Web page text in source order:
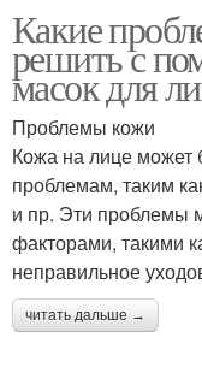
Какие
решить с
масок для
Проблемы кожи
Кожа на лице может
проблемам, таким
и пр. Эти проблемы
факторами, такими
неправильное
читать дальше →